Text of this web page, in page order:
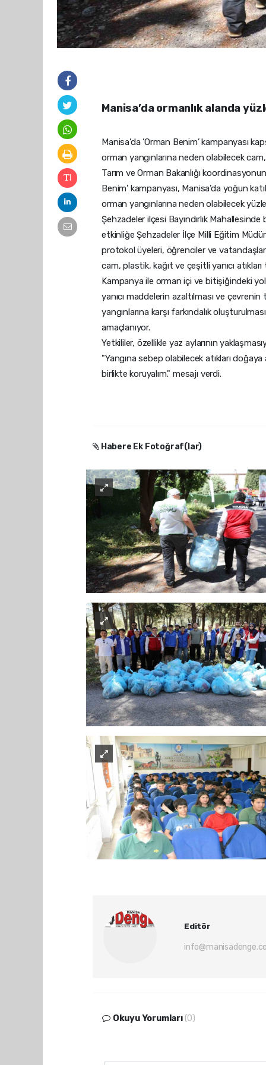
Manisa’da ormanlık alanda
Manisa’da ’Orman Benim’ kampanyası
orman yangınlarına neden olabilecek
Tarım ve Orman Bakanlığı
Benim’ kampanyası, Manisa’da yoğun
orman yangınlarına neden olabilecek
Şehzadeler ilçesi Bayındırlık
etkinliğe Şehzadeler İlçe Milli Eğitim
protokol üyeleri, öğrenciler ve vatandaşlar
cam, plastik, kağıt ve çeşitli yanıcı atıkları
Kampanya ile orman içi ve bitişiğindeki
yanıcı maddelerin azaltılması ve
yangınlarına karşı farkındalık
amaçlanıyor.
Yetkililer, özellikle yaz aylarının
"Yangına sebep olabilecek atıkları
birlikte koruyalım." mesajı verdi.
Habere Ek Fotoğraf(lar)
Editör
Okuyu Yorumları (0)